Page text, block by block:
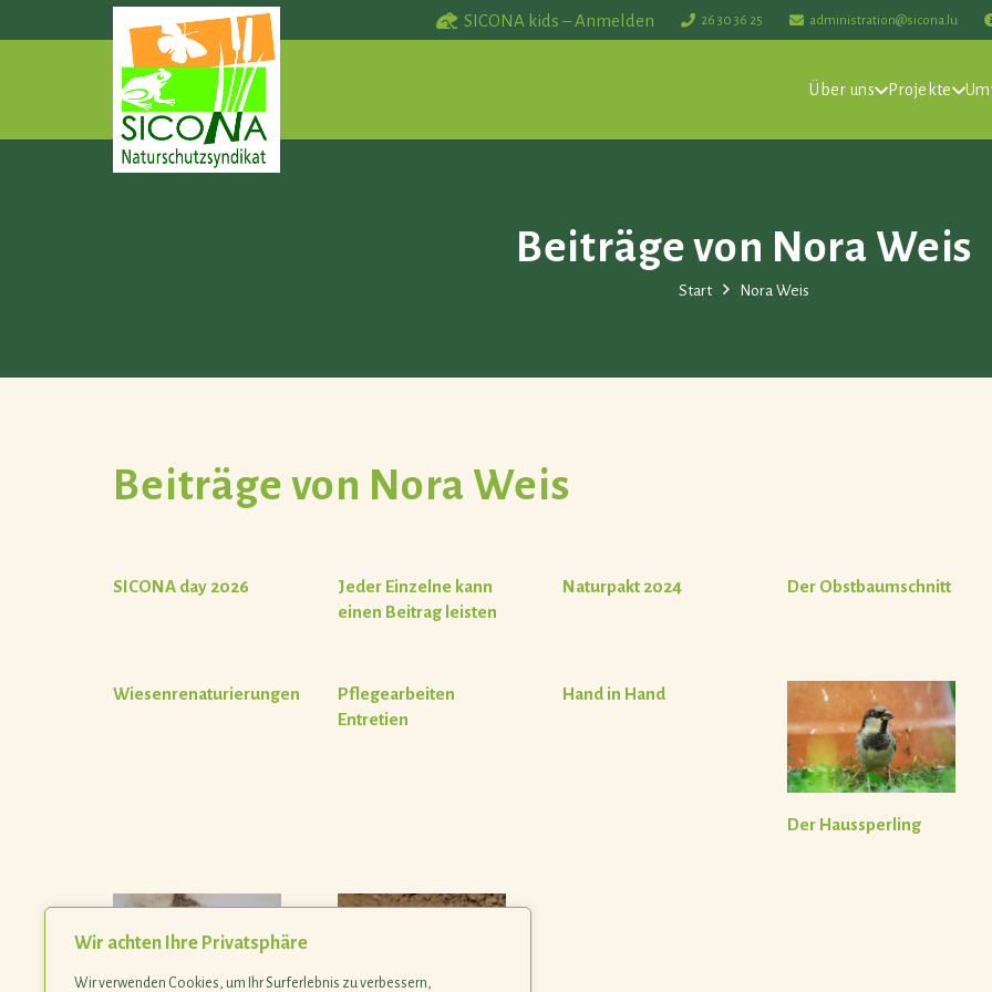
Wir achten Ihre Privatsphäre
Wir verwenden Cookies, um Ihr Surferlebnis zu verbessern,
SICONA kids – Anmelden 26 30 36 25 administration@sicona.lu
Über uns Projekte
Beiträge von Nora Weis
Start Nora Weis
Beiträge von Nora Weis
SICONA day 2026
Jeder Einzelne kann
einen Beitrag leisten
Naturpakt 2024 Der Obstbaumschnitt
Wiesenrenaturierungen
Pflegearbeiten
Entretien
Hand in Hand
Der Haussperling